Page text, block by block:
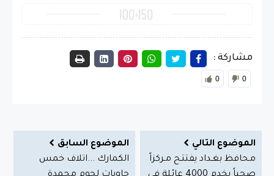
مشاركة :
0 0
الموضوع التالي
مـحافظ بغـداد يفتتـح مـركزاً
الموضوع السابق
الكمارك ...اتلاف خمس